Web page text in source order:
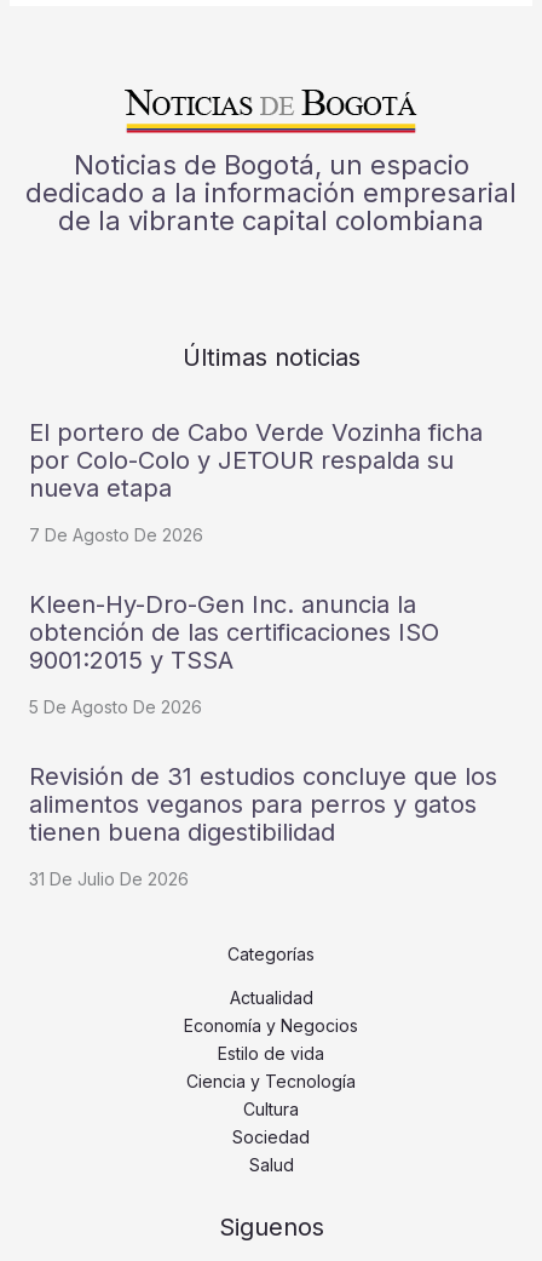
Noticias de Bogotá, un espacio
dedicado a la información empresarial
de la vibrante capital colombiana
Últimas noticias
El portero de Cabo Verde Vozinha ficha
por Colo-Colo y JETOUR respalda su
nueva etapa
7 De Agosto De 2026
Kleen-Hy-Dro-Gen Inc. anuncia la
obtención de las certificaciones ISO
9001:2015 y TSSA
5 De Agosto De 2026
Revisión de 31 estudios concluye que los
alimentos veganos para perros y gatos
tienen buena digestibilidad
31 De Julio De 2026
Categorías
Actualidad
Economía y Negocios
Estilo de vida
Ciencia y Tecnología
Cultura
Sociedad
Salud
Siguenos